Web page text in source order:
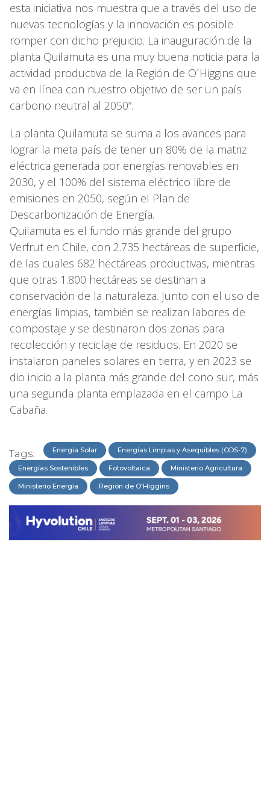
esta iniciativa nos muestra que a través del uso de
nuevas tecnologías y la innovación es posible
romper con dicho prejuicio. La inauguración de la
planta Quilamuta es una muy buena noticia para la
actividad productiva de la Región de O´Higgins que
va en línea con nuestro objetivo de ser un país
carbono neutral al 2050”.
La planta Quilamuta se suma a los avances para
lograr la meta país de tener un 80% de la matriz
eléctrica generada por energías renovables en
2030, y el 100% del sistema eléctrico libre de
emisiones en 2050, según el Plan de
Descarbonización de Energía.
Quilamuta es el fundo más grande del grupo
Verfrut en Chile, con 2.735 hectáreas de superficie,
de las cuales 682 hectáreas productivas, mientras
que otras 1.800 hectáreas se destinan a
conservación de la naturaleza. Junto con el uso de
energías limpias, también se realizan labores de
compostaje y se destinaron dos zonas para
recolección y reciclaje de residuos. En 2020 se
instalaron paneles solares en tierra, y en 2023 se
dio inicio a la planta más grande del cono sur, más
una segunda planta emplazada en el campo La
Cabaña.
Tags: Energía Solar Energías Limpias y Asequibles (ODS-7)
Energías Sostenibles Fotovoltaica Ministerio Agricultura
Ministerio Energía Región de O'Higgins